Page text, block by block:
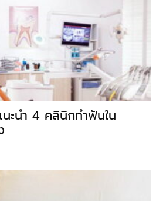
ะนำ 4 คลินิกทำฟันใน